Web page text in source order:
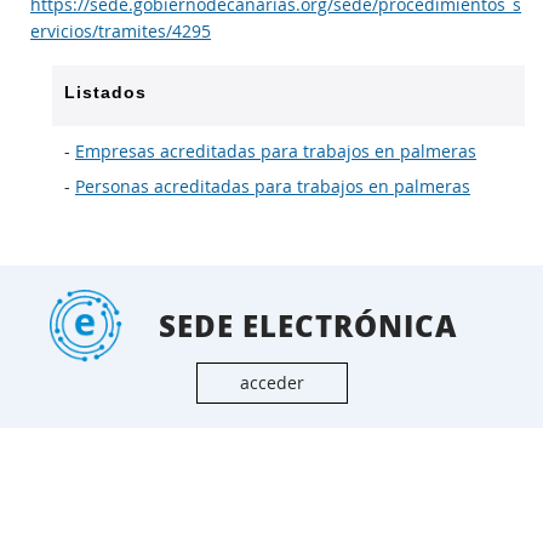
ervicios/tramites/4295
Listados
- Empresas acreditadas para trabajos en palmeras
- Personas acreditadas para trabajos en palmeras
SEDE ELECTRÓNICA
acceder